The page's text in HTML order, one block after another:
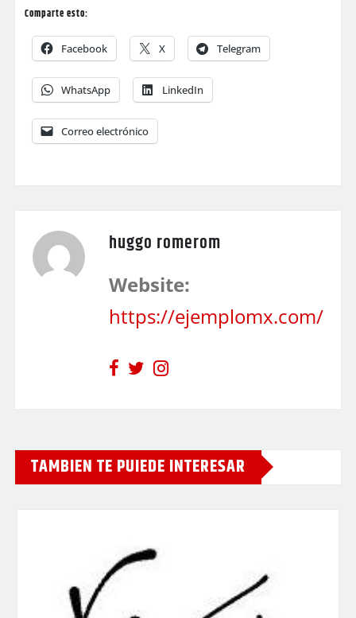
Comparte esto:
Facebook X Telegram
WhatsApp LinkedIn
Correo electrónico
huggo romerom
Website:
https://ejemplomx.com/
TAMBIEN TE PUIEDE INTERESAR